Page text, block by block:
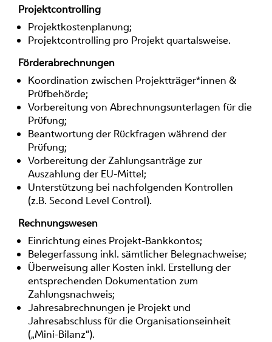
Projektcontrolling
Projektkostenplanung;
Projektcontrolling pro Projekt quartalsweise.
Förderabrechnungen
Koordination zwischen Projektträger*innen &
Prüfbehörde;
Vorbereitung von Abrechnungsunterlagen für die
Prüfung;
Beantwortung der Rückfragen während der
Prüfung;
Vorbereitung der Zahlungsanträge zur
Auszahlung der EU-Mittel;
Unterstützung bei nachfolgenden Kontrollen
(z.B. Second Level Control).
Rechnungswesen
Einrichtung eines Projekt-Bankkontos;
Belegerfassung inkl. sämtlicher Belegnachweise;
Überweisung aller Kosten inkl. Erstellung der
entsprechenden Dokumentation zum
Zahlungsnachweis;
Jahresabrechnungen je Projekt und
Jahresabschluss für die Organisationseinheit
(„Mini-Bilanz“).